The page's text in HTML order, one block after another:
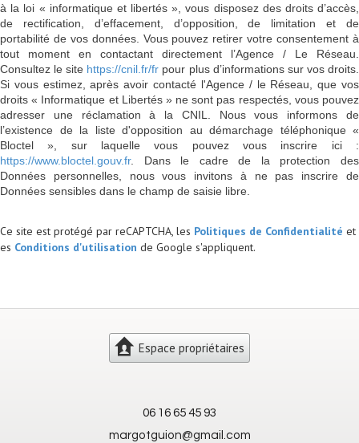
à la loi « informatique et libertés », vous disposez des droits d’accès,
de rectification, d’effacement, d’opposition, de limitation et de
portabilité de vos données. Vous pouvez retirer votre consentement à
tout moment en contactant directement l’Agence / Le Réseau.
Consultez le site https://cnil.fr/fr pour plus d’informations sur vos droits.
Si vous estimez, après avoir contacté l'Agence / le Réseau, que vos
droits « Informatique et Libertés » ne sont pas respectés, vous pouvez
adresser une réclamation à la CNIL. Nous vous informons de
l’existence de la liste d'opposition au démarchage téléphonique «
Bloctel », sur laquelle vous pouvez vous inscrire ici :
https://www.bloctel.gouv.fr. Dans le cadre de la protection des
Données personnelles, nous vous invitons à ne pas inscrire de
Données sensibles dans le champ de saisie libre.
Ce site est protégé par reCAPTCHA, les Politiques de Confidentialité et
es Conditions d'utilisation de Google s'appliquent.
Espace propriétaires
06 16 65 45 93
margotguion@gmail.com